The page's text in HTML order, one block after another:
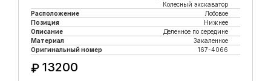
Колесный экскаватор
Расположение
Лобовое
Позиция
Нижнее
Описание
Деленное по середине
Материал
Закаленное
Оригинальный номер
167-4066
₽ 13200